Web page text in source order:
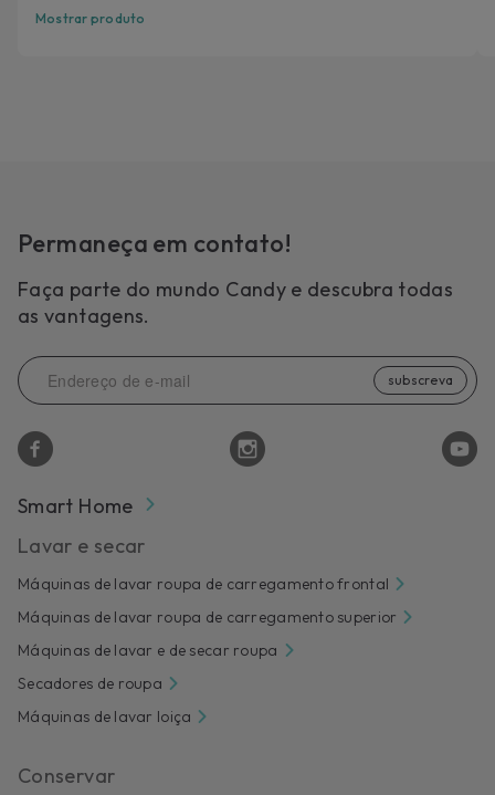
Mostrar produto
Permaneça em contato!
Faça parte do mundo Candy e descubra todas
as vantagens.
subscreva
Smart Home
Lavar e secar
Máquinas de lavar roupa de carregamento frontal
Máquinas de lavar roupa de carregamento superior
Máquinas de lavar e de secar roupa
Secadores de roupa
Máquinas de lavar loiça
Conservar